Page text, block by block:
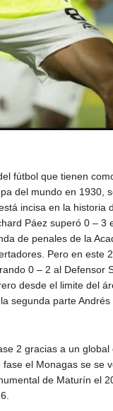
fútbol que tienen
del mundo en 1930,
incisa en la historia
Páez superó 0 – 3
de penales de la
Pero en este
0 – 2 al Defensor
desde el limite del
segunda parte Andrés
2 gracias a un
el Monagas se se
de Maturín el